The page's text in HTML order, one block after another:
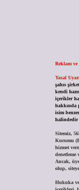
Reklam
Yasal
şahıs
kendi
içerikler
hakkında
isim
halindedir
Sitemiz,
Kurumu
hizmet
denetleme
Ancak,
olup,
Hukuka